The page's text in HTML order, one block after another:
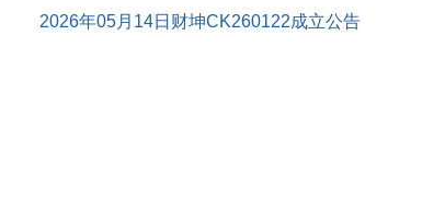
2026年05月14日财坤CK260122成立公告